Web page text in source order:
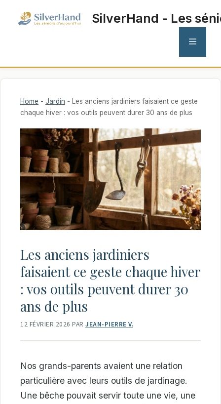
SilverHand - Les
MENU
Home - Jardin - Les anciens jardiniers faisaient ce geste
chaque hiver : vos outils peuvent durer 30 ans de plus
Les anciens jardiniers
faisaient ce geste chaque hiver
: vos outils peuvent durer 30
ans de plus
12 FÉVRIER 2026 PAR JEAN-PIERRE V.
Nos grands-parents avaient une relation
particulière avec leurs outils de jardinage.
Une bêche pouvait servir toute une vie, une